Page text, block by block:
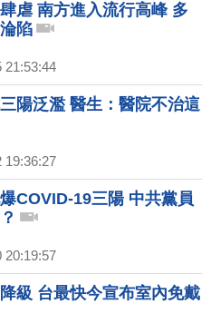
肆虐 南方進入流行高峰 多
陷
21:53:44
陽泛濫 醫生：醫院不治這
19:36:27
COVID-19三陽 中共黨員
20:19:57
級 台最快今宣布室內免戴